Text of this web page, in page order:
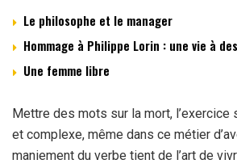
Le philosophe et le manager
Hommage à Philippe Lorin : une vie à
Une femme libre
Mettre des mots sur la mort, l’exercice
et complexe, même dans ce métier
maniement du verbe tient de l’art de